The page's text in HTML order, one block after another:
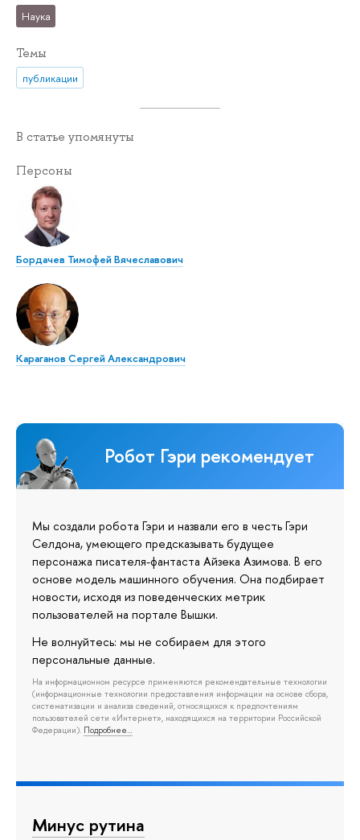
Наука
Темы
публикации
В статье упомянуты
Персоны
Бордачев Тимофей Вячеславович
Караганов Сергей Александрович
Робот Гэри рекомендует
Мы создали робота Гэри и назвали его в честь Гэри
Селдона, умеющего предсказывать будущее
персонажа писателя-фантаста Айзека Азимова. В его
основе модель машинного обучения. Она подбирает
новости, исходя из поведенческих метрик
пользователей на портале Вышки.
Не волнуйтесь: мы не собираем для этого
персональные данные.
На информационном ресурсе применяются рекомендательные технологии
(информационные технологии предоставления информации на основе сбора,
систематизации и анализа сведений, относящихся к предпочтениям
пользователей сети «Интернет», находящихся на территории Российской
Федерации). Подробнее…
Минус рутина